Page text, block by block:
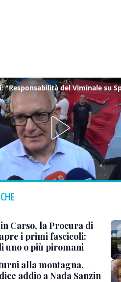
Carso, la Procura di
i primi fascicoli:
uno o più piromani
alla montagna,
addio a Nada Sanzin